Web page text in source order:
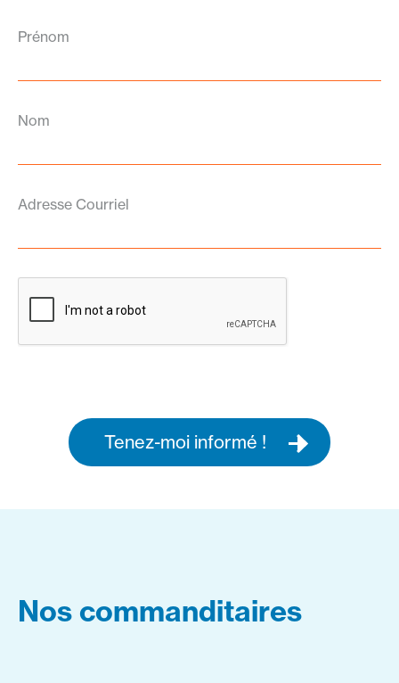
Prénom
Nom
Adresse Courriel
Tenez-moi informé !
Nos commanditaires